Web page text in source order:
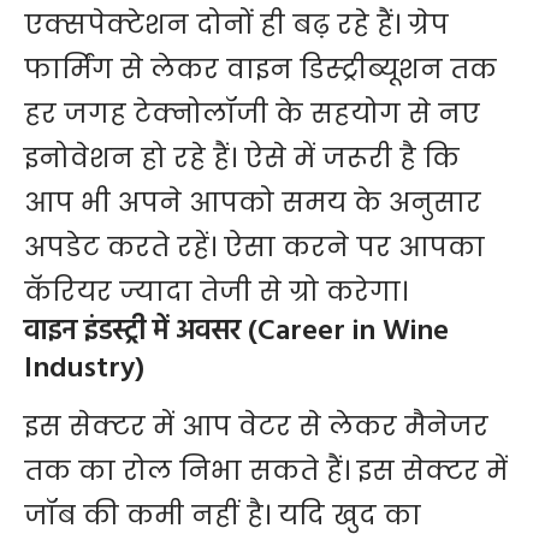
एक्सपेक्टेशन दोनों ही बढ़ रहे हैं। ग्रेप
फार्मिंग से लेकर वाइन डिस्ट्रीब्यूशन तक
हर जगह टेक्नोलॉजी के सहयोग से नए
इनोवेशन हो रहे हैं। ऐसे में जरूरी है कि
आप भी अपने आपको समय के अनुसार
अपडेट करते रहें। ऐसा करने पर आपका
कॅरियर ज्यादा तेजी से ग्रो करेगा।
वाइन इंडस्ट्री में अवसर (Career in Wine
Industry)
इस सेक्टर में आप वेटर से लेकर मैनेजर
तक का रोल निभा सकते हैं। इस सेक्टर में
जॉब की कमी नहीं है। यदि खुद का